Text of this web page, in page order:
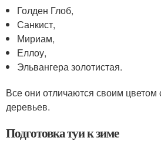
Голден Глоб,
Санкист,
Мириам,
Еллоу,
Эльвангера золотистая.
Все они отличаются своим цветом
деревьев.
Подготовка туи к зиме